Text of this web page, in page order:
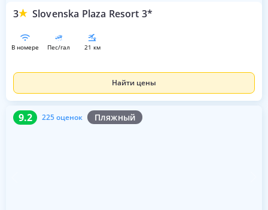
3 Slovenska Plaza Resort 3*
в номере пес/гал 21 км
Найти цены
9.2 225 оценок Пляжный
9.2 225 оценок